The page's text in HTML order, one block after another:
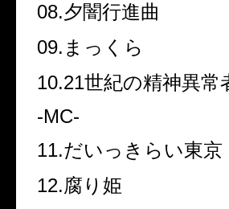
08.夕闇行進曲
09.まっくら
10.21世紀の精神異常
-MC-
11.だいっきらい東京
12.腐り姫